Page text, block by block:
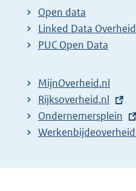
Open data
Linked Data Overheid
PUC Open Data
MijnOverheid.nl
E
x
t
r
Rijksoverheid.nl
E
x
e
Ondernemersplein
E
t